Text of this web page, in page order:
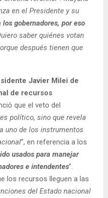
en el Presidente y su
gobernadores, por eso
saber quiénes votan
después tienen que
Javier Milei de
de recursos
que el veto del
político, sino que revela
uno de los instrumentos
”, en referencia a los
usados para manejar
e intendentes”.
los recursos lleguen a las
del Estado nacional